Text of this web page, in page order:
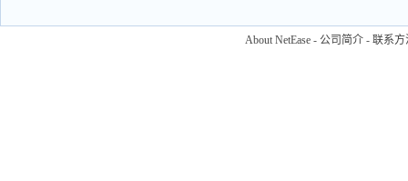
About NetEase - 公司简介 - 联系方